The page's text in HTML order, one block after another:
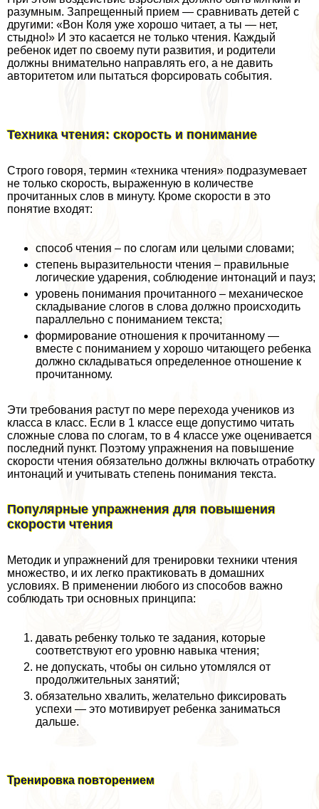
разумным. Запрещенный прием — сравнивать детей с
другими: «Вон Коля уже хорошо читает, а ты — нет,
стыдно!» И это касается не только чтения. Каждый
ребенок идет по своему пути развития, и родители
должны внимательно направлять его, а не давить
авторитетом или пытаться форсировать события.
Техника чтения: скорость и понимание
Строго говоря, термин «техника чтения» подразумевает
не только скорость, выраженную в количестве
прочитанных слов в минуту. Кроме скорости в это
понятие входят:
способ чтения – по слогам или целыми словами;
степень выразительности чтения – правильные
логические ударения, соблюдение интонаций и пауз;
уровень понимания прочитанного – механическое
складывание слогов в слова должно происходить
параллельно с пониманием текста;
формирование отношения к прочитанному —
вместе с пониманием у хорошо читающего ребенка
должно складываться определенное отношение к
прочитанному.
Эти требования растут по мере перехода учеников из
класса в класс. Если в 1 классе еще допустимо читать
сложные слова по слогам, то в 4 классе уже оценивается
последний пункт. Поэтому упражнения на повышение
скорости чтения обязательно должны включать отработку
интонаций и учитывать степень понимания текста.
Популярные упражнения для повышения
скорости чтения
Методик и упражнений для тренировки техники чтения
множество, и их легко пpaктиковать в домашних
условиях. В применении любого из способов важно
соблюдать три основных принципа:
давать ребенку только те задания, которые
соответствуют его уровню навыка чтения;
не допускать, чтобы он сильно утомлялся от
продолжительных занятий;
обязательно хвалить, желательно фиксировать
успехи — это мотивирует ребенка заниматься
дальше.
Тренировка повторением